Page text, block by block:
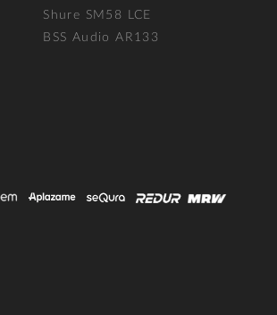
Shure SM58 LCE
BSS Audio AR133